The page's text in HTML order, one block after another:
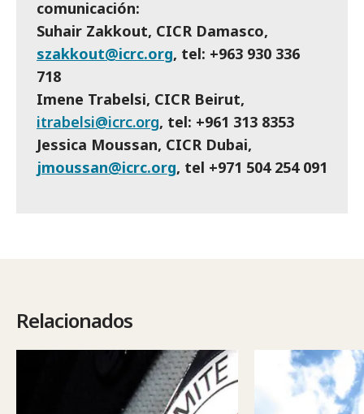
comunicación:
Suhair Zakkout, CICR Damasco,
szakkout@icrc.org, tel: +963 930 336
718
Imene Trabelsi, CICR Beirut,
itrabelsi@icrc.org, tel: +961 313 8353
Jessica Moussan, CICR Dubai,
jmoussan@icrc.org, tel +971 504 254 091
Relacionados